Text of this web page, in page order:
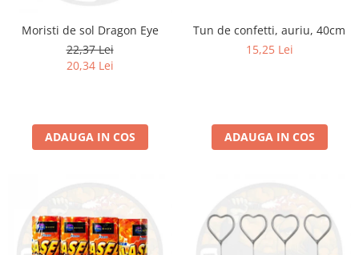
Moristi de sol Dragon Eye
22,37 Lei
20,34 Lei
ADAUGA IN COS
Tun de confetti, auriu, 40cm
15,25 Lei
ADAUGA IN COS